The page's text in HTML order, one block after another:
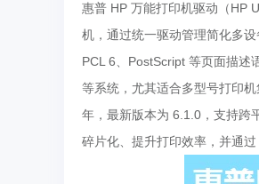
惠普 HP 万能打印机驱动（HP
机，通过统一驱动管理简化多
PCL 6、PostScript 等页面描述
等系统，尤其适合多型号打印
年，最新版本为 6.1.0，支持跨
碎片化、提升打印效率，并通